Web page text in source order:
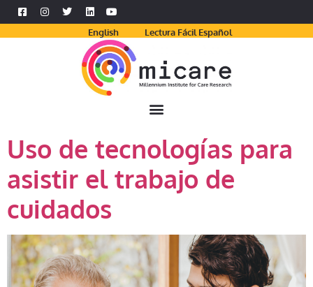
English Lectura Fácil Español
Uso de tecnologías para
asistir el trabajo de
cuidados